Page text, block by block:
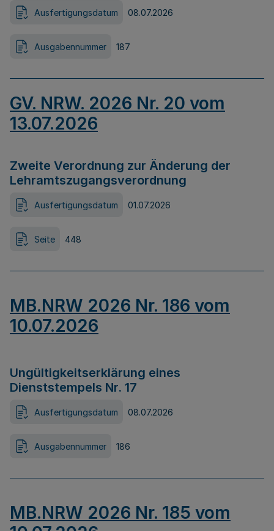
Ausfertigungsdatum 08.07.2026
Ausgabennummer 187
GV. NRW. 2026 Nr. 20 vom
13.07.2026
Zweite Verordnung zur Änderung der
Lehramtszugangsverordnung
Ausfertigungsdatum 01.07.2026
Seite 448
MB.NRW 2026 Nr. 186 vom
10.07.2026
Ungültigkeitserklärung eines
Dienststempels Nr. 17
Ausfertigungsdatum 08.07.2026
Ausgabennummer 186
MB.NRW 2026 Nr. 185 vom